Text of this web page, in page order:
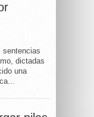
sentencias
dictadas
una